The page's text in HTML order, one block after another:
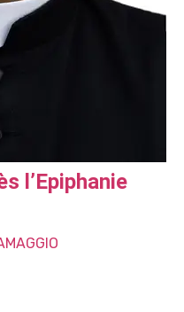
l’Epiphanie